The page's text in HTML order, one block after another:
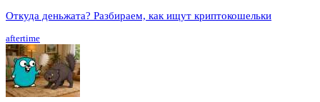
Откуда деньжата? Разбираем, как ищут криптокошельки
aftertime